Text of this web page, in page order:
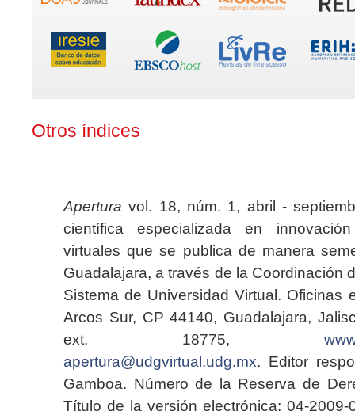
Otros índices
Apertura vol. 18, núm. 1, abril -
científica especializada en
virtuales que se publica de manera
Guadalajara, a través de la Coordinación
Sistema de Universidad Virtual. Oficinas
Arcos Sur, CP 44140, Guadalajara,
ext. 18775,
apertura@udgvirtual.udg.mx. Editor
Gamboa. Número de la Reserva de
Título de la versión electrónica: 04-2009-